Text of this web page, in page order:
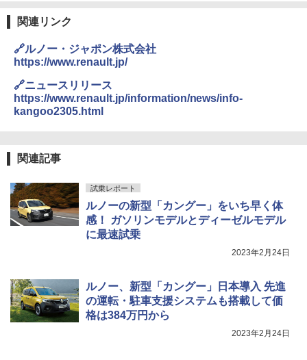
関連リンク
🔗ルノー・ジャポン株式会社
https://www.renault.jp/
🔗ニュースリリース
https://www.renault.jp/information/news/info-
kangoo2305.html
関連記事
試乗レポート
ルノーの新型「カングー」をいち早く体
感！ ガソリンモデルとディーゼルモデル
に最速試乗
2023年2月24日
ルノー、新型「カングー」日本導入 先進
の運転・駐車支援システムも搭載して価
格は384万円から
2023年2月24日